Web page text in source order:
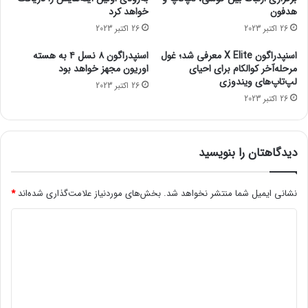
صادر نمی‌شود.
مجله خبری mydtc
ایسوس
م
ا
س
ا
س
ت
ه
ا
ز
و
ک
و
د
ک
ب
ر
ی
آ
ز
هدفون
26 اکتبر 2023
خواهد کرد
26 اکتبر 2023
اسنپدراگون X Elite معرفی شد؛ غول
مرحله‌آخر کوالکام برای احیای
لپ‌تاپ‌های ویندوزی
26 اکتبر 2023
اسنپدراگون ۸ نسل ۴ به هسته
اوریون مجهز خواهد بود
26 اکتبر 2023
دیدگاهتان را بنویسید
نشانی ایمیل شما منتشر نخواهد شد. بخش‌های موردنیاز علامت‌گذاری شده‌اند*